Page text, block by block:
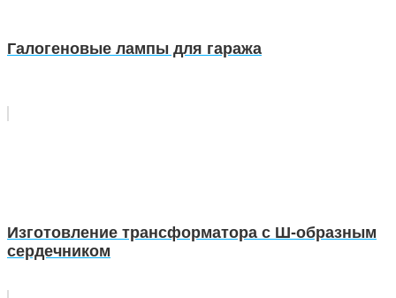
Галогеновые лампы для гаража
Изготовление трансформатора с Ш-образным
сердечником